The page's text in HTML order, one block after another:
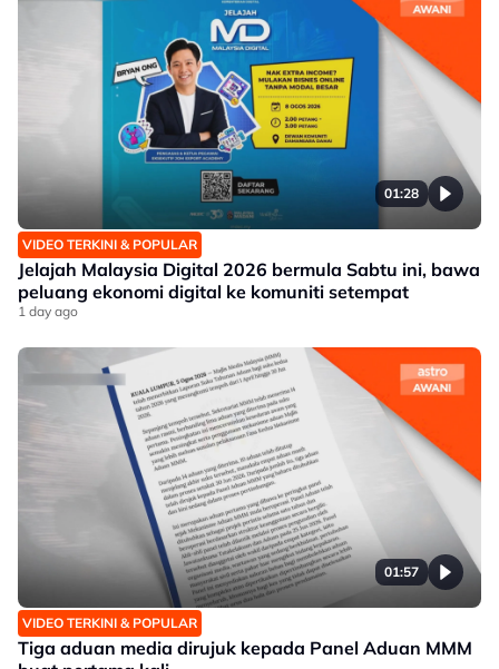
01:28
VIDEO TERKINI & POPULAR
Jelajah Malaysia Digital 2026 bermula Sabtu ini, bawa
peluang ekonomi digital ke komuniti setempat
1 day ago
01:57
VIDEO TERKINI & POPULAR
Tiga aduan media dirujuk kepada Panel Aduan MMM